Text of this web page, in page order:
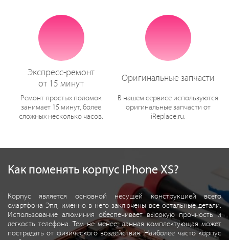
Экспресс-ремонт
от 15 минут
Ремонт простых поломок
занимает 15 минут, более
сложных несколько часов.
Оригинальные запчасти
В нашем сервисе используются
оригинальные запчасти от
iReplace.ru.
Как поменять корпус iPhone XS?
Корпус является основной несущей конструкцией всего
смартфона Эпл, именно в него заключены все остальные детали.
Использование алюминия обеспечивает высокую прочность и
легкость телефона. Тем не менее, данная комплектующая может
пострадать от физического воздействия. Наиболее часто корпус